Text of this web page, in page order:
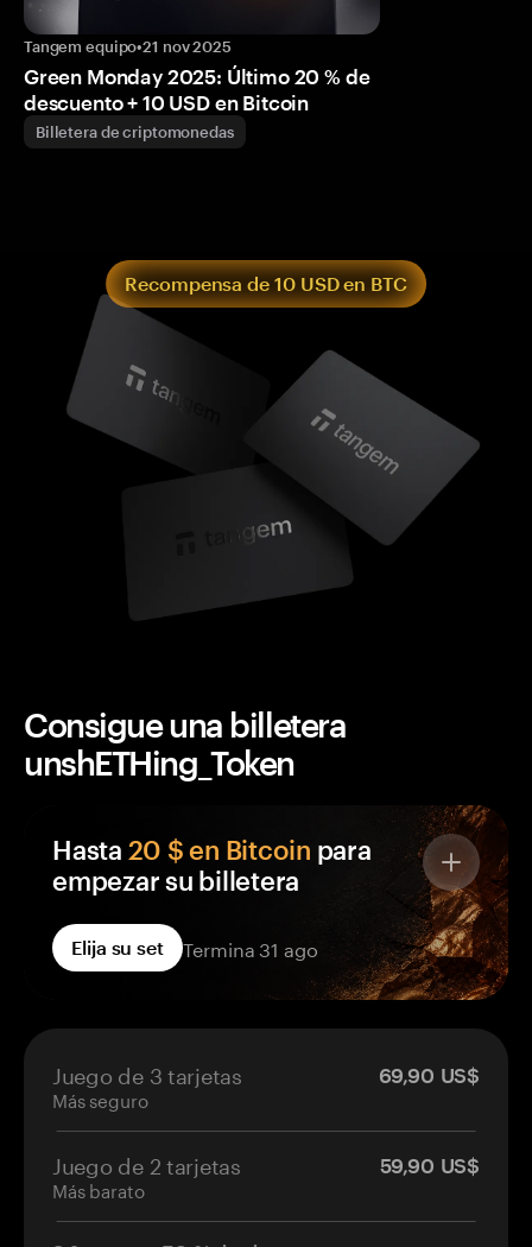
Tangem equipo•21 nov 2025
Green Monday 2025: Último 20 % de
descuento + 10 USD en Bitcoin
Billetera de criptomonedas
Recompensa de 10 USD en BTC
Consigue una billetera
unshETHing_Token
Hasta 20 $ en Bitcoin
empezar su billetera
Cada billetera Tangem de su pedido incluye
BTC Reward, abonado en una billetera que solo
usted controla, no un exchange.
BTC gratis en cada billetera que pida
Abonado en un plazo de 14 días tras la
activación
Elija su set Termina 31 ago
Juego de 3 tarjetas
Más seguro
69,90 US$
Juego de 2 tarjetas
Más barato
59,90 US$